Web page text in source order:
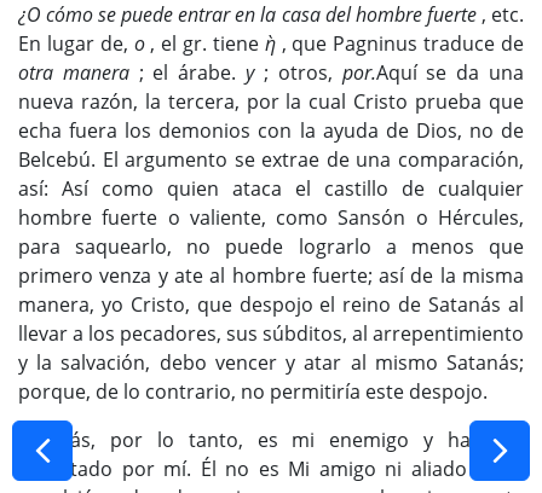
¿O cómo se puede entrar en la casa del hombre fuerte, etc.
En lugar de, o, el gr. tiene ὴ, que Pagninus traduce de
otra manera; el árabe.y; otros, por.Aquí se da una
nueva razón, la tercera, por la cual Cristo prueba que
echa fuera los demonios con la ayuda de Dios, no de
Belcebú. El argumento se extrae de una comparación,
así: Así como quien ataca el castillo de cualquier
hombre fuerte o valiente, como Sansón o Hércules,
para saquearlo, no puede lograrlo a menos que
primero venza y ate al hombre fuerte; así de la misma
manera, yo Cristo, que despojo el reino de Satanás al
llevar a los pecadores, sus súbditos, al arrepentimiento
y la salvación, debo vencer y atar al mismo Satanás;
porque, de lo contrario, no permitiría este despojo.
Satanás, por lo tanto, es mi enemigo y ha sido
derrotado por mí. Él no es Mi amigo ni aliado en la